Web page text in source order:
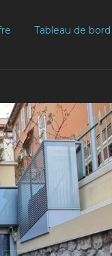
Tableau de bord